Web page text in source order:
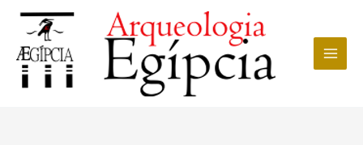
conteúdo